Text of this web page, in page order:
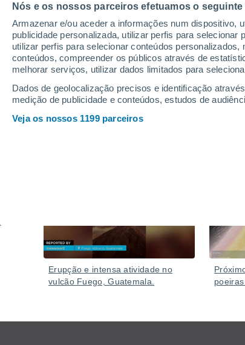
Nós e os nossos parceiros efetuamos o
Armazenar e/ou aceder a informações num dispositivo,
publicidade personalizada, utilizar perfis para
utilizar perfis para selecionar conteúdos
conteúdos, compreender os públicos através de
melhorar serviços, utilizar dados limitados para
Dados de geolocalização precisos e identificação
medição de publicidade e conteúdos, estudos de
Veja os nossos 1199 parceiros
O céu sobre
rosado em meio a
As luzes de um estádio podem ser a causa
atuaram como um espelho, refletindo e
Erupção e intensa atividade no
vulcão Fuego, Guatemala.